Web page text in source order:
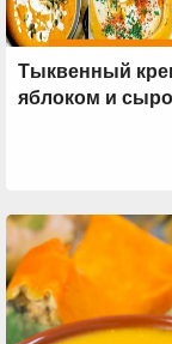
Тыквенный
яблоком и